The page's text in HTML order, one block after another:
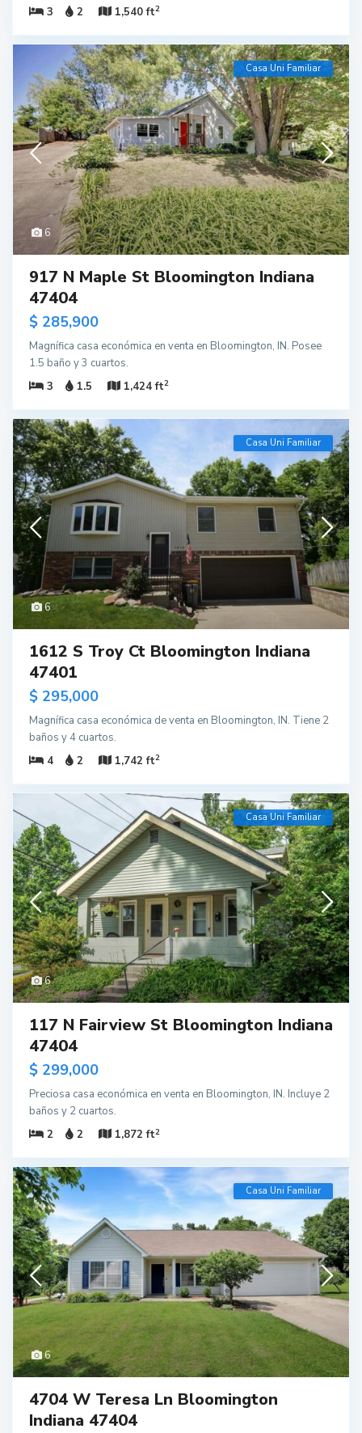
3 2 1,540 ft2
6
Casa Uni Familiar
917 N Maple St Bloomington Indiana
47404
$ 285,900
Magnífica casa económica en venta en Bloomington, IN. Posee
1.5 baño y 3 cuartos.
3
1.5 1,424 ft2
6
Casa Uni Familiar
1612 S Troy Ct Bloomington Indiana
47401
$ 295,000
Magnífica casa económica de venta en Bloomington, IN. Tiene 2
baños y 4 cuartos.
4
2 1,742 ft2
6
Casa Uni Familiar
117 N Fairview St Bloomington Indiana
47404
$ 299,000
Preciosa casa económica en venta en Bloomington, IN. Incluye 2
baños y 2 cuartos.
2
2 1,872 ft2
6
Casa Uni Familiar
4704 W Teresa Ln Bloomington
Indiana 47404